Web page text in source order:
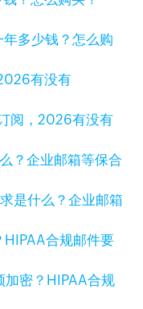
多少钱？怎么购
阅，2026有没有
是什么？企业邮箱
加密？HIPAA合规